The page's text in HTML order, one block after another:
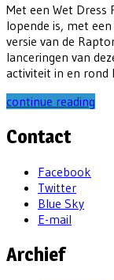
Met een Wet Dress
lopende is, met
versie van de
lanceringen van
activiteit in en rond
continue reading
Contact
Facebook
Twitter
Blue Sky
E-mail
Archief